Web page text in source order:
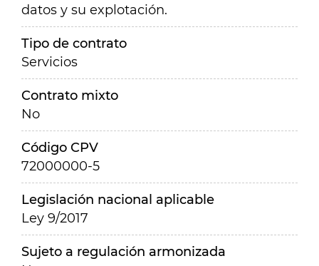
datos y su explotación.
Tipo de contrato
Servicios
Contrato mixto
No
Código CPV
72000000-5
Legislación nacional aplicable
Ley 9/2017
Sujeto a regulación armonizada